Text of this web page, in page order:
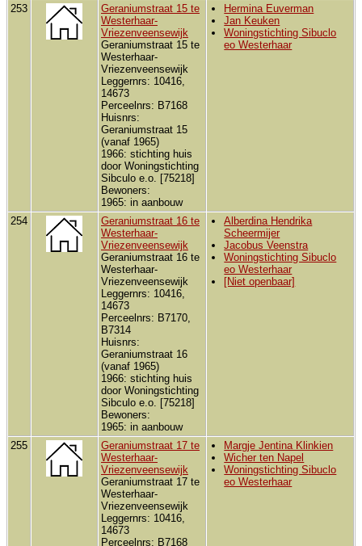
253
Geraniumstraat 15 te
Westerhaar-
Vriezenveensewijk
Geraniumstraat 15 te
Westerhaar-
Vriezenveensewijk
Leggernrs: 10416,
14673
Perceelnrs: B7168
Huisnrs:
Geraniumstraat 15
(vanaf 1965)
1966: stichting huis
door Woningstichting
Sibculo e.o. [75218]
Bewoners:
1965: in aanbouw
Hermina Euverman
Jan Keuken
Woningstichting Sibuclo
eo Westerhaar
254
Geraniumstraat 16 te
Westerhaar-
Vriezenveensewijk
Geraniumstraat 16 te
Westerhaar-
Vriezenveensewijk
Leggernrs: 10416,
14673
Perceelnrs: B7170,
B7314
Huisnrs:
Geraniumstraat 16
(vanaf 1965)
1966: stichting huis
door Woningstichting
Sibculo e.o. [75218]
Bewoners:
1965: in aanbouw
Alberdina Hendrika
Scheermijer
Jacobus Veenstra
Woningstichting Sibuclo
eo Westerhaar
[Niet openbaar]
255
Geraniumstraat 17 te
Westerhaar-
Vriezenveensewijk
Geraniumstraat 17 te
Westerhaar-
Vriezenveensewijk
Leggernrs: 10416,
14673
Perceelnrs: B7168
Margje Jentina Klinkien
Wicher ten Napel
Woningstichting Sibuclo
eo Westerhaar